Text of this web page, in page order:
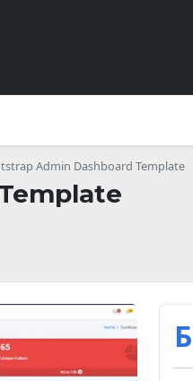
Admin Dashboard Template